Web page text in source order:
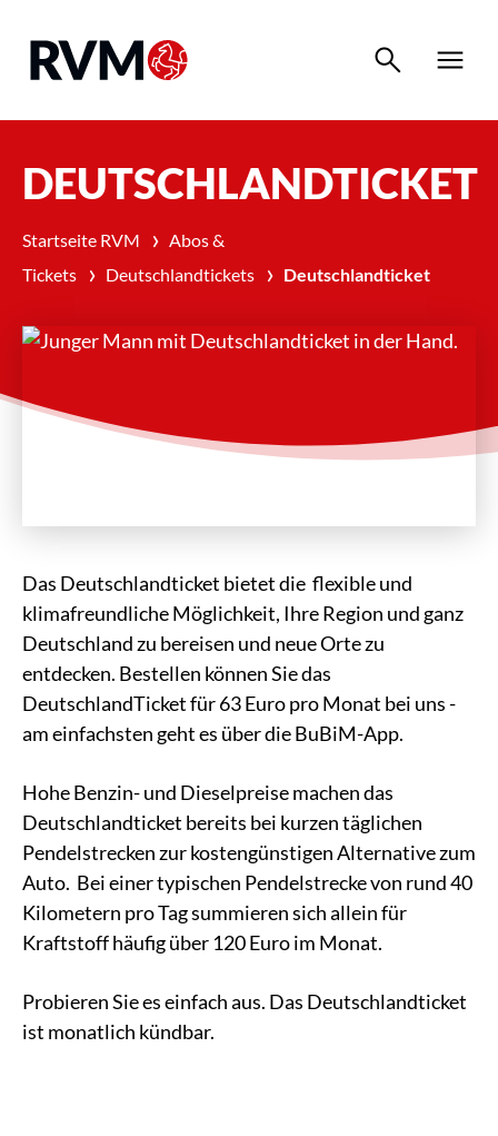
search menu
DEUTSCHLANDTICKET
Startseite RVM › Abos &
Tickets
› Deutschlandtickets › Deutschlandticket
Das Deutschlandticket bietet die flexible und
klimafreundliche Möglichkeit, Ihre Region und ganz
Deutschland zu bereisen und neue Orte zu
entdecken. Bestellen können Sie das
DeutschlandTicket für 63 Euro pro Monat bei uns -
am einfachsten geht es über die BuBiM-App.
Hohe Benzin- und Dieselpreise machen das
Deutschlandticket bereits bei kurzen täglichen
Pendelstrecken zur kostengünstigen Alternative zum
Auto. Bei einer typischen Pendelstrecke von rund 40
Kilometern pro Tag summieren sich allein für
Kraftstoff häufig über 120 Euro im Monat.
Probieren Sie es einfach aus. Das Deutschlandticket
ist monatlich kündbar.